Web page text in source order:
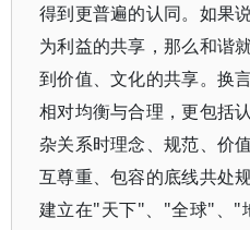
得到更普遍的认同。如果
为利益的共享，那么和谐
到价值、文化的共享。换
相对均衡与合理，更包括
杂关系时理念、规范、价
互尊重、包容的底线共处
建立在"天下"、"全球"、"